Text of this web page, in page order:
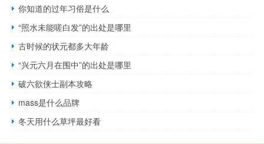
你知道的过年习俗是什么
“照水未能嗟白发”的出处是哪里
古时候的状元都多大年龄
“兴元六月在围中”的出处是哪里
破六欲侠士副本攻略
mass是什么品牌
冬天用什么草坪最好看